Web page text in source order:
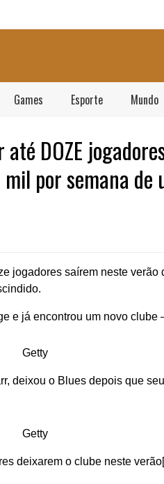
Games Esporte Mundo
DOZE
por semana de
jogadores saírem neste verão
e já encontrou um novo clube
Getty
deixou o Blues depois que
Getty
deixarem o clube neste